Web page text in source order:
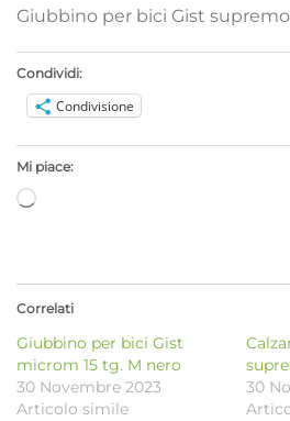
Giubbino per bici Gist
Condividi:
Condivisione
Mi piace:
Caricamento
Correlati
Giubbino per bici Gist
microm 15 tg. M nero
30 Novembre 2023
Articolo simile
30